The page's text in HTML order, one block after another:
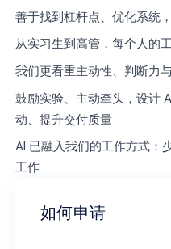
如何申请
善于找到杠杆点、优化系统
从实习生到高管，每个人的
我们更看重主动性、判断力
鼓励实验、主动牵头，设计
动、提升交付质量
AI 已融入我们的工作方式：
工作